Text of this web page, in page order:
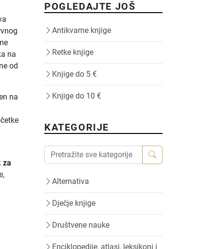
na
od
na
za
POGLEDAJTE JOŠ
Antikvarne knjige
Retke knjige
Knjige do 5 €
Knjige do 10 €
KATEGORIJE
Alternativa
Dječje knjige
Društvene nauke
Enciklopedije, atlasi, leksikoni i